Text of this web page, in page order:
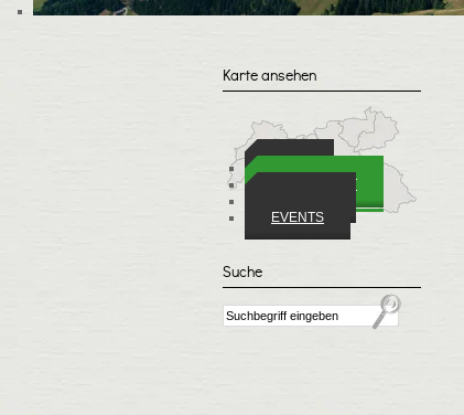
WIRTSCHAFT
EVENTS
Karte ansehen
Suche